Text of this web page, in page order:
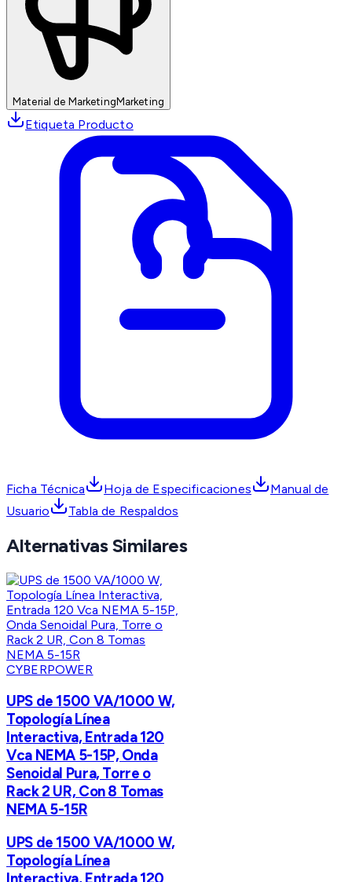
Material de MarketingMarketing
Etiqueta Producto
Ficha Técnica Hoja de Especificaciones
Manual de
Usuario
Tabla de Respaldos
Alternativas Similares
CYBERPOWER
UPS de 1500 VA/1000 W,
Topología Línea
Interactiva, Entrada 120
Vca NEMA 5-15P, Onda
Senoidal Pura, Torre o
Rack 2 UR, Con 8 Tomas
NEMA 5-15R
UPS de 1500 VA/1000 W,
Topología Línea
Interactiva, Entrada 120